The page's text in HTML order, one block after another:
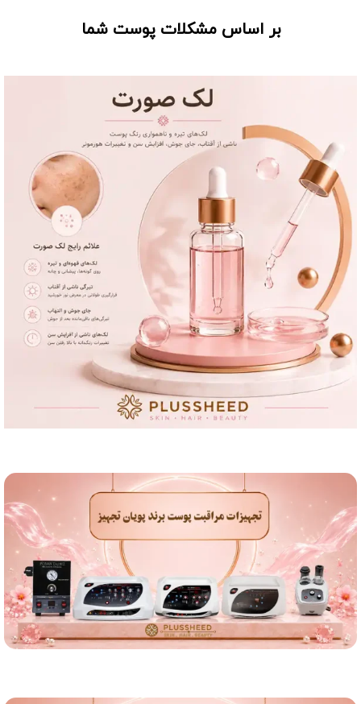
بر اساس مشکلات پوست شما